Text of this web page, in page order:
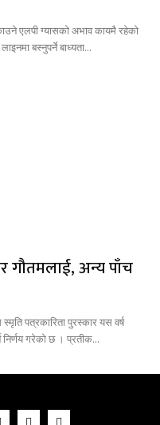
एलपी ग्यासको अभाव कायमै रहेको
बस्नुपर्ने बाध्यता...
गौतमलाई, अन्य पाँच
पत्रकारिता पुरस्कार यस वर्ष
गरेको छ । प्रतीक...